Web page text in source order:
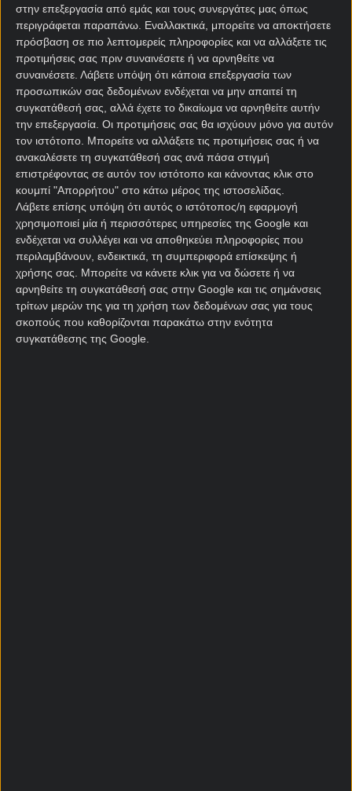
στην επεξεργασία από εμάς και τους συνεργάτες μας όπως
περιγράφεται παραπάνω. Εναλλακτικά, μπορείτε να αποκτήσετε
πρόσβαση σε πιο λεπτομερείς πληροφορίες και να αλλάξετε τις
προτιμήσεις σας πριν συναινέσετε ή να αρνηθείτε να
συναινέσετε. Λάβετε υπόψη ότι κάποια επεξεργασία των
προσωπικών σας δεδομένων ενδέχεται να μην απαιτεί τη
συγκατάθεσή σας, αλλά έχετε το δικαίωμα να αρνηθείτε αυτήν
την επεξεργασία. Οι προτιμήσεις σας θα ισχύουν μόνο για αυτόν
τον ιστότοπο. Μπορείτε να αλλάξετε τις προτιμήσεις σας ή να
ανακαλέσετε τη συγκατάθεσή σας ανά πάσα στιγμή
επιστρέφοντας σε αυτόν τον ιστότοπο και κάνοντας κλικ στο
κουμπί "Απορρήτου" στο κάτω μέρος της ιστοσελίδας.
Λάβετε επίσης υπόψη ότι αυτός ο ιστότοπος/η εφαρμογή
χρησιμοποιεί μία ή περισσότερες υπηρεσίες της Google και
ενδέχεται να συλλέγει και να αποθηκεύει πληροφορίες που
περιλαμβάνουν, ενδεικτικά, τη συμπεριφορά επίσκεψης ή
χρήσης σας. Μπορείτε να κάνετε κλικ για να δώσετε ή να
αρνηθείτε τη συγκατάθεσή σας στην Google και τις σημάνσεις
τρίτων μερών της για τη χρήση των δεδομένων σας για τους
σκοπούς που καθορίζονται παρακάτω στην ενότητα
συγκατάθεσης της Google.
Φενέρμπαχτσε και 11.00 η Γαλατάσαραϊ), μέχρι και
ομάδες από την Αργεντινή ή τη Βραζιλία. Αν τον
«βλέπεις» κάπου, μπορείς να επενδύσεις εκεί!
-Ειδικά στοιχήματα μεταγραφών στη Stoiximan!
Σε ό,τι αφορά τον Κωνσταντίνο Καρέτσα, που έχει
ακόμα συμβόλαιο με τη Γκενκ, η παραμονή εκεί
πληρώνει με απόδοση 4.00 και ακολουθούν η
Μπάγερν (5.50), η Νάπολι (6.00) και πολλές άλλες
μεγάλες ομάδες. Περιλαμβάνεται δε, ακόμα και ο
ΠΑΟΚ, με απόδοση 100.00.
Προσφορά* από τη Stoiximan με Κουπόνι efood &
1000 Δώρα* χωρίς κατάθεση*!
*​21+ | ΑΡΜΟΔΙΟΣ ΡΥΘΜΙΣΤΗΣ ΕΕΕΠ | ΚΙΝΔΥΝΟΣ
ΕΘΙΣΜΟΥ & ΑΠΩΛΕΙΑΣ ΠΕΡΙΟΥΣΙΑΣ| ΓΡΑΜΜΗ
ΒΟΗΘΕΙΑΣ ΚΕΘΕΑ: 2109237777 | ΠΑΙΞΕ ΥΠΕΥΘΥΝΑ
Ισχύουν Όροι & Προϋποθέσεις